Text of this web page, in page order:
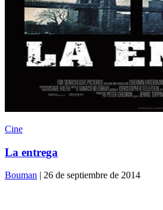
Cine
La entrega
Bouman | 26 de septiembre de 2014